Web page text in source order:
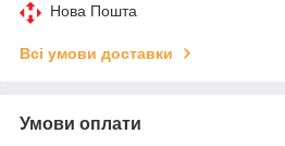
Нова Пошта
Всі умови доставки
Умови оплати